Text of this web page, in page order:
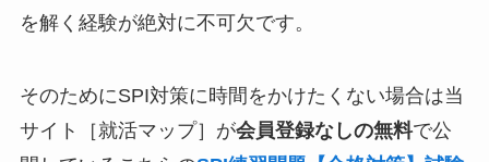
を解く経験が絶対に不可欠です。
そのためにSPI対策に時間をかけたくない場合は当
サイト［就活マップ］が会員登録なしの無料で公